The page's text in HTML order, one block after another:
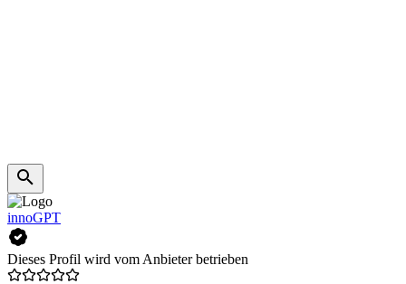
innoGPT
Dieses Profil wird vom Anbieter betrieben